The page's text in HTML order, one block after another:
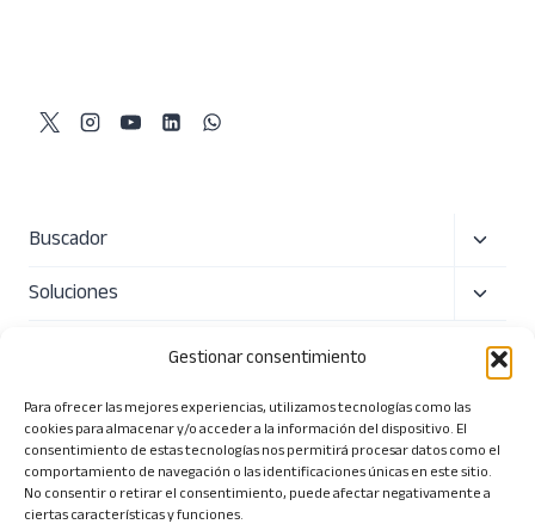
Gestionar consentimiento
Para ofrecer las mejores experiencias, utilizamos tecnologías como las
cookies para almacenar y/o acceder a la información del dispositivo. El
consentimiento de estas tecnologías nos permitirá procesar datos como el
comportamiento de navegación o las identificaciones únicas en este sitio.
No consentir o retirar el consentimiento, puede afectar negativamente a
ciertas características y funciones.
Buscador
hijo
Soluciones
hijo
Sobre nosotros
Herramientas
menú